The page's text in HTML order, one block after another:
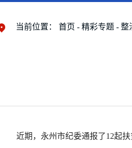
当前位置： 首页 精彩专题 整
近期，永州市纪委通报了12起扶